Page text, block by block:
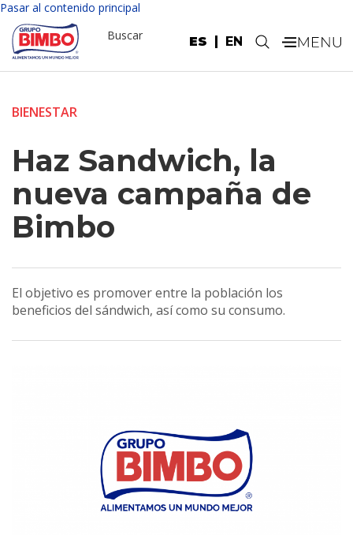
Pasar al contenido principal
ES EN
Buscar .
BIENESTAR
Haz Sandwich, la
nueva campaña de
Bimbo
El objetivo es promover entre la población los
beneficios del sándwich, así como su consumo.